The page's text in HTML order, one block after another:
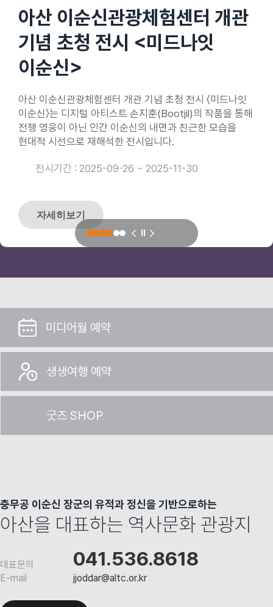
플랜팅 이순신(PLNATING Yi
Sun-sin)
부동의 국민 영웅 No.1 이순신 생애의 보석 같은 핵심 성장
즐기는 감상 콘텐츠
자세히보기
아산 이순신관광체험센터 개관
기념 초청 전시 <미드나잇
이순신>
아산 이순신관광체험센터 개관 기념 초청 전시 〈미드나잇
이순신〉는 디지털 아티스트 손지훈(Bootjil)의 작품을 통해
전쟁 영웅이 아닌 인간 이순신의 내면과 친근한 모습을
현대적 시선으로 재해석한 전시입니다.
전시기간 : 2025-09-26 ~ 2025-11-30
자세히보기
아산의 생명력이 낳은 이순신
아산은 전국에서 유일하게 죽은 생명을 살리는 환혼석
설화가 있는 곳이다. 이순신은 아산에서 성장하면서
행복했고 위기 때마다 재충전했다. 그리고 임진왜란을
있다. ‘이순신의 요람 아산’의 신비로운 이야기를 만나보자.
플랜팅 이순신(PLNATING Yi
Sun-sin)
부동의 국민 영웅 No.1 이순신 생애의 보석 같은 핵심 성장
즐기는 감상 콘텐츠
자세히보기
아산 이순신관광체험센터 개관
기념 초청 전시 <미드나잇
이순신>
아산 이순신관광체험센터 개관 기념 초청 전시 〈미드나잇
이순신〉는 디지털 아티스트 손지훈(Bootjil)의 작품을 통해
전쟁 영웅이 아닌 인간 이순신의 내면과 친근한 모습을
현대적 시선으로 재해석한 전시입니다.
전시기간 : 2025-09-26 ~ 2025-11-30
자세히보기
미디어월 예약
생생여행 예약
굿즈 SHOP
충무공 이순신 장군의 유적과 정신을 기반으로하는
아산을 대표하는 역사문화 관광지
대표문의 041.536.8618
E-mail jjoddar@altc.or.kr